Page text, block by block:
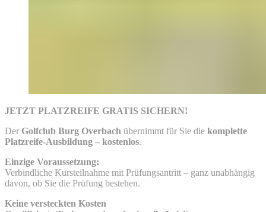
JETZT PLATZREIFE GRATIS SICHERN!
Der Golfclub Burg Overbach übernimmt für Sie die komplette
Platzreife-Ausbildung – kostenlos.
Einzige Voraussetzung:
Verbindliche Kursteilnahme mit Prüfungsantritt – ganz unabhängig
davon, ob Sie die Prüfung bestehen.
Keine versteckten Kosten